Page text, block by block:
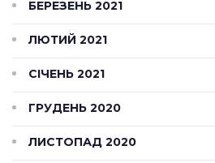
БЕРЕЗЕНЬ 2021
ЛЮТИЙ 2021
СІЧЕНЬ 2021
ГРУДЕНЬ 2020
ЛИСТОПАД 2020